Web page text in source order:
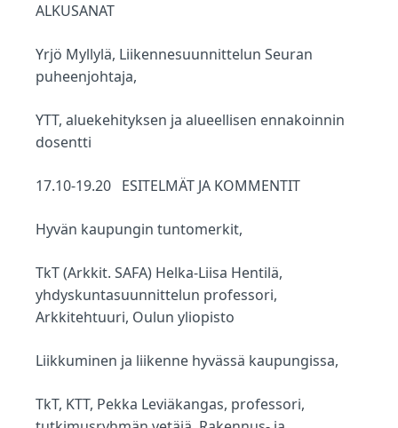
ALKUSANAT
Yrjö Myllylä, Liikennesuunnittelun Seuran
puheenjohtaja,
YTT, aluekehityksen ja alueellisen ennakoinnin
dosentti
17.10-19.20 ESITELMÄT JA KOMMENTIT
Hyvän kaupungin tuntomerkit,
TkT (Arkkit. SAFA) Helka-Liisa Hentilä,
yhdyskuntasuunnittelun professori,
Arkkitehtuuri, Oulun yliopisto
Liikkuminen ja liikenne hyvässä kaupungissa,
TkT, KTT, Pekka Leviäkangas, professori,